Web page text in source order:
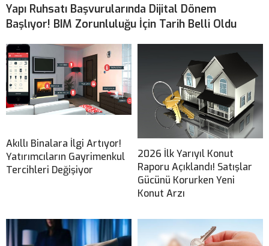
Yapı Ruhsatı Başvurularında Dijital Dönem
Başlıyor! BIM Zorunluluğu İçin Tarih Belli Oldu
Akıllı Binalara İlgi Artıyor!
Yatırımcıların Gayrimenkul
Tercihleri Değişiyor
2026 İlk Yarıyıl Konut
Raporu Açıklandı! Satışlar
Gücünü Korurken Yeni
Konut Arzı